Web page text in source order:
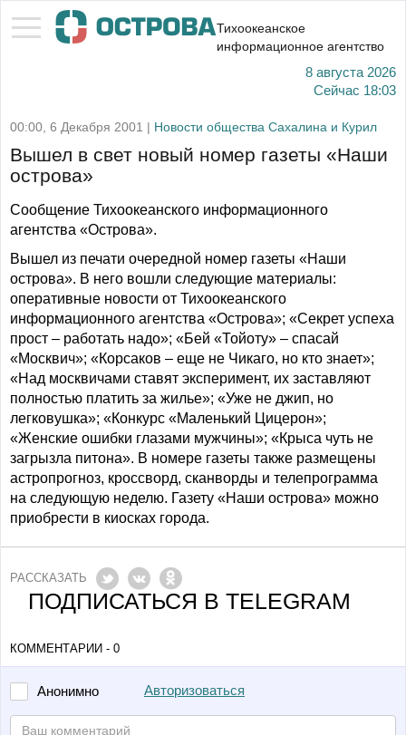
Тихоокеанское
информационное агентство
8 августа 2026
Сейчас 18:03
00:00, 6 Декабря 2001 | Новости общества Сахалина и Курил
Вышел в свет новый номер газеты «Наши
острова»
Сообщение Тихоокеанского информационного
агентства «Острова».
Вышел из печати очередной номер газеты «Наши
острова». В него вошли следующие материалы:
оперативные новости от Тихоокеанского
информационного агентства «Острова»; «Секрет успеха
прост – работать надо»; «Бей «Тойоту» – спасай
«Москвич»; «Корсаков – еще не Чикаго, но кто знает»;
«Над москвичами ставят эксперимент, их заставляют
полностью платить за жилье»; «Уже не джип, но
легковушка»; «Конкурс «Маленький Цицерон»;
«Женские ошибки глазами мужчины»; «Крыса чуть не
загрызла питона». В номере газеты также размещены
астропрогноз, кроссворд, сканворды и телепрограмма
на следующую неделю. Газету «Наши острова» можно
приобрести в киосках города.
РАССКАЗАТЬ
ПОДПИСАТЬСЯ В TELEGRAM
КОММЕНТАРИИ - 0
Анонимно Авторизоваться